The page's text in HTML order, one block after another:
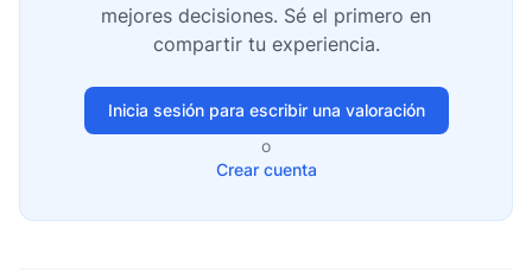
mejores decisiones. Sé el primero en
compartir tu experiencia.
Inicia sesión para escribir una valoración
o
Crear cuenta